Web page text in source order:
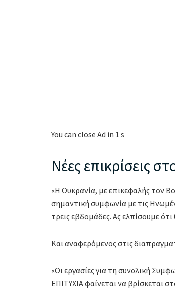
You can close Ad in 1 s
Νέες επικρίσεις
«Η Ουκρανία, με επικεφαλής τον
σημαντική συμφωνία με τις
τρεις εβδομάδες. Ας ελπίσουμε
Και αναφερόμενος στις
«Οι εργασίες για τη συνολική
ΕΠΙΤΥΧΙΑ φαίνεται να βρίσκεται